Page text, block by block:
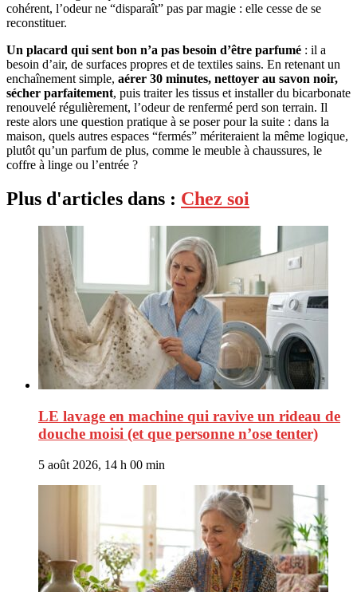
cohérent, l’odeur ne “disparaît” pas par magie : elle cesse de se
reconstituer.
Un placard qui sent bon n’a pas besoin d’être parfumé : il a
besoin d’air, de surfaces propres et de textiles sains. En retenant un
enchaînement simple, aérer 30 minutes, nettoyer au savon noir,
sécher parfaitement, puis traiter les tissus et installer du bicarbonate
renouvelé régulièrement, l’odeur de renfermé perd son terrain. Il
reste alors une question pratique à se poser pour la suite : dans la
maison, quels autres espaces “fermés” mériteraient la même logique,
plutôt qu’un parfum de plus, comme le meuble à chaussures, le
coffre à linge ou l’entrée ?
Plus d'articles dans : Chez soi
LE lavage en machine qui ravive un rideau de
douche moisi (et que personne n’ose tenter)
5 août 2026, 14 h 00 min